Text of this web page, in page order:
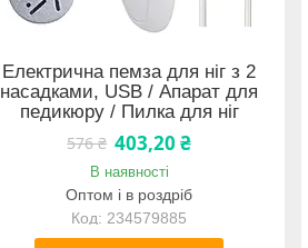
Електрична пемза для ніг з 2
насадками, USB / Апарат для
педикюру / Пилка для ніг
576 ₴ 403,20 ₴
В наявності
Оптом і в роздріб
234579885